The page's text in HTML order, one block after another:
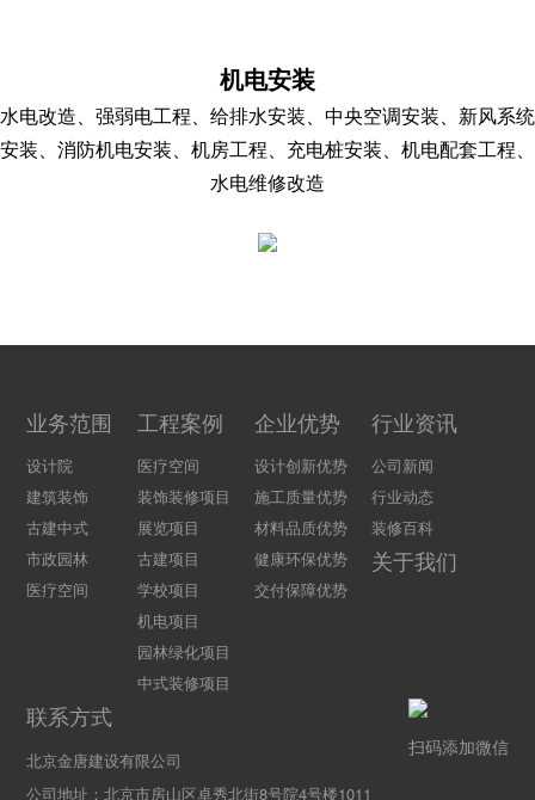
机电安装
水电改造、强弱电工程、给排水安装、中央空调安装、新风系统
安装、消防机电安装、机房工程、充电桩安装、机电配套工程、
水电维修改造
业务范围
设计院
建筑装饰
古建中式
市政园林
医疗空间
工程案例
医疗空间
装饰装修项目
展览项目
古建项目
学校项目
机电项目
园林绿化项目
中式装修项目
企业优势
设计创新优势
施工质量优势
材料品质优势
健康环保优势
交付保障优势
行业资讯
公司新闻
行业动态
装修百科
关于我们
联系方式
北京金唐建设有限公司
公司地址：北京市房山区卓秀北街8号院4号楼1011
扫码添加微信